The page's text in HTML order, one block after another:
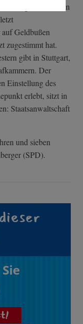
21-Gegner, in denen
Geldbußen
zugestimmt hat.
gibt in Stuttgart,
Der
Einstellung des
erlebt, sitzt in
Staatsanwaltschaft
und sieben
(SPD).